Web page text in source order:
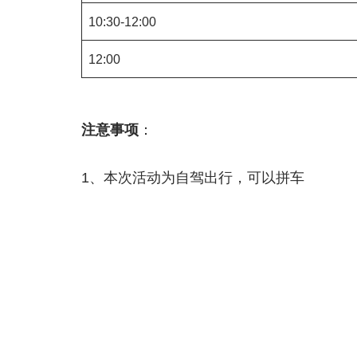
10:30-12:00
12:00
注意事项 ：
1、本次活动为自驾出行，可以拼车